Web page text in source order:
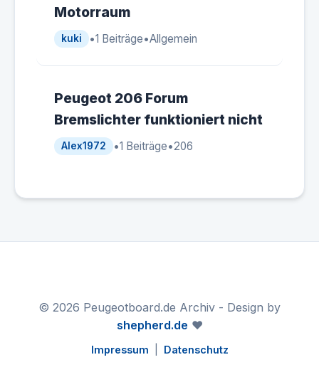
Motorraum
kuki •1 Beiträge•Allgemein
Peugeot 206 Forum
Bremslichter funktioniert nicht
Alex1972 •1 Beiträge•206
© 2026 Peugeotboard.de Archiv - Design by
shepherd.de ❤️
Impressum Datenschutz